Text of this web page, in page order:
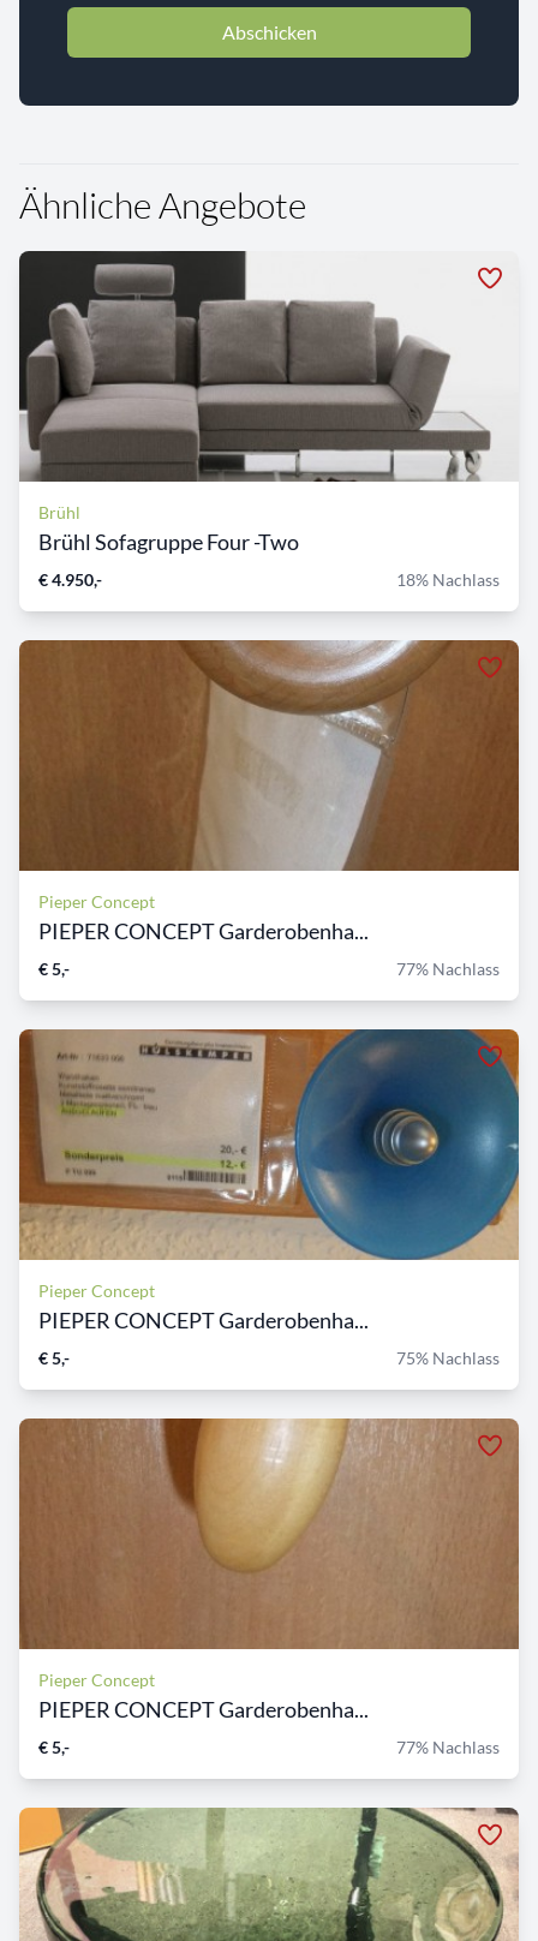
Abschicken
Ähnliche Angebote
Brühl
Brühl Sofagruppe Four -Two
€ 4.950,- 18% Nachlass
Pieper Concept
PIEPER CONCEPT Garderobenha...
€ 5,- 77% Nachlass
Pieper Concept
PIEPER CONCEPT Garderobenha...
€ 5,- 75% Nachlass
Pieper Concept
PIEPER CONCEPT Garderobenha...
€ 5,- 77% Nachlass